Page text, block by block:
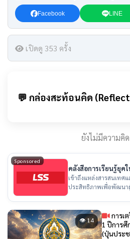
Facebook LINE
เปิดดู 353 ครั้ง
💬 กล่องสะท้อนคิด
ยังไม่มีความคิ
Sponsored
คลังสื่อการเรียนรู้ยุค
ไทย
เข้าถึงแหล่งสารสนเทศ
ประสิทธิภาพเพื่อพัฒนา
👁 14
การเ
1 ปีการศึ
(ปุ่นประ